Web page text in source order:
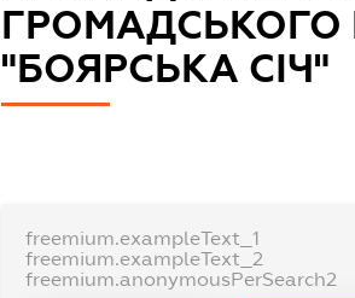
ГРОМАДСЬКОГО
"БОЯРСЬКА СІЧ"
freemium.exampleText_1
freemium.exampleText_2
freemium.anonymousPerSearch2